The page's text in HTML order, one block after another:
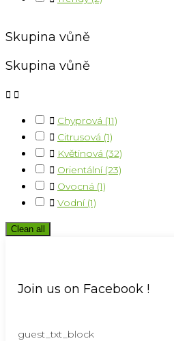
Skupina vůně
Skupina vůně
 
 Chyprová (11)
 Citrusová (1)
 Květinová (32)
 Orientální (23)
 Ovocná (1)
 Vodní (1)
Clean all
Join us on Facebook !
guest_txt_block